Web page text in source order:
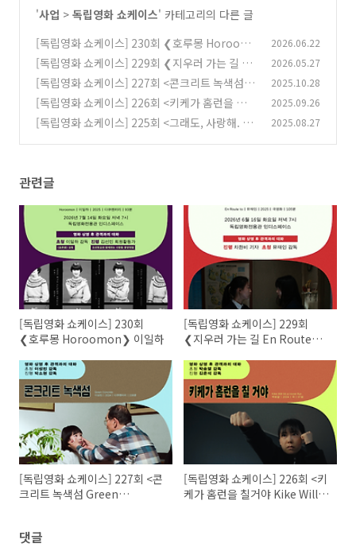
'사업 > 독립영화 쇼케이스' 카테고리의 다른 글
[독립영화 쇼케이스] 230회 ❮호루몽 Horoom
on❯ 이일하 (0)
2026.06.22
[독립영화 쇼케이스] 229회 ❮지우러 가는 길 En
Route to❯ 유재인
(0)
2026.05.27
[독립영화 쇼케이스] 227회 <콘크리트 녹색섬 G
reen Concrete> 이성민 (14)
2025.10.28
[독립영화 쇼케이스] 226회 <키케가 홈런을 칠거
야 Kike Will Hit a Home Run> 박송열 (214)
2025.09.26
[독립영화 쇼케이스] 225회 <그래도, 사랑해. All
2025.08.27
관련글
[독립영화 쇼케이스] 230회
❮호루몽 Horoomon❯ 이일하
[독립영화 쇼케이스] 229회
❮지우러 가는 길 En Route
[독립영화 쇼케이스] 227회 <콘
크리트 녹색섬 Green
[독립영화 쇼케이스] 226회 <키
케가 홈런을 칠거야 Kike Will
댓글